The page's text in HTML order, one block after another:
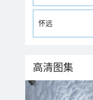
怀远
高清图集